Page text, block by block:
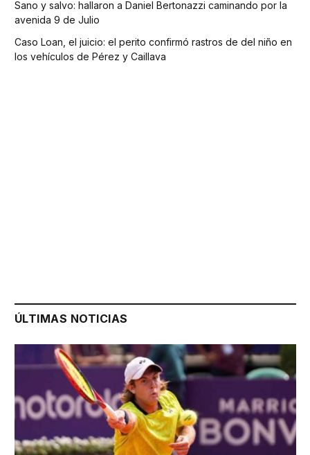
Sano y salvo: hallaron a Daniel Bertonazzi caminando por la
avenida 9 de Julio
Caso Loan, el juicio: el perito confirmó rastros de del niño en
los vehículos de Pérez y Caillava
ÚLTIMAS NOTICIAS